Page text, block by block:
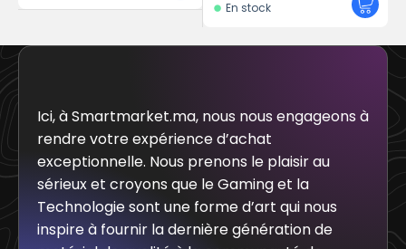
En stock
Ici, à Smartmarket.ma, nous nous engageons à
rendre votre expérience d’achat
exceptionnelle. Nous prenons le plaisir au
sérieux et croyons que le Gaming et la
Technologie sont une forme d’art qui nous
inspire à fournir la dernière génération de